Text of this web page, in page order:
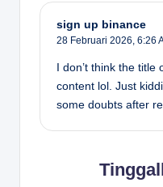
sign up binance
28 Februari 2026, 6:26
I don’t think the
content lol. Just
some doubts after